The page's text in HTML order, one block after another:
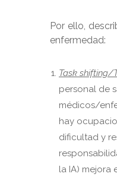
Por ello,
enfermedad:
Task shifting/
personal de
médicos/
hay
dificultad y
la IA) mejora